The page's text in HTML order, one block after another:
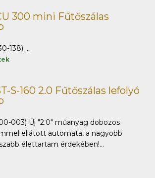
300 mini Fűtőszálas
138) ...
S-160 2.0 Fűtőszálas lefolyó
003) Új "2.0" műanyag dobozos
ellátott automata, a nagyobb
élettartam érdekében!...